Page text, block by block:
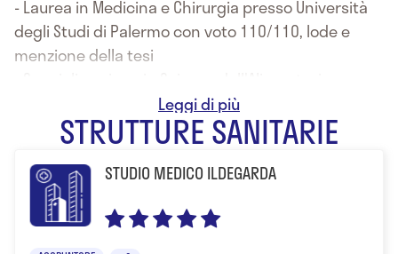
- Laurea in Medicina e Chirurgia presso Università
degli Studi di Palermo con voto 110/110, lode e
menzione della tesi
presso Policlinico Universitario di Palermo con voto
100/100 e lode
- Diploma in Agopuntura c/o Ordine dei Medici di
Palermo con voto 30/30
STRUTTURE SANITARIE
STUDIO MEDICO ILDEGARDA